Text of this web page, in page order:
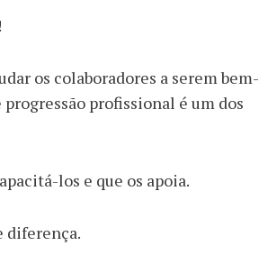
os colaboradores a serem bem-
profissional é um dos
los e que os apoia.
diferença.